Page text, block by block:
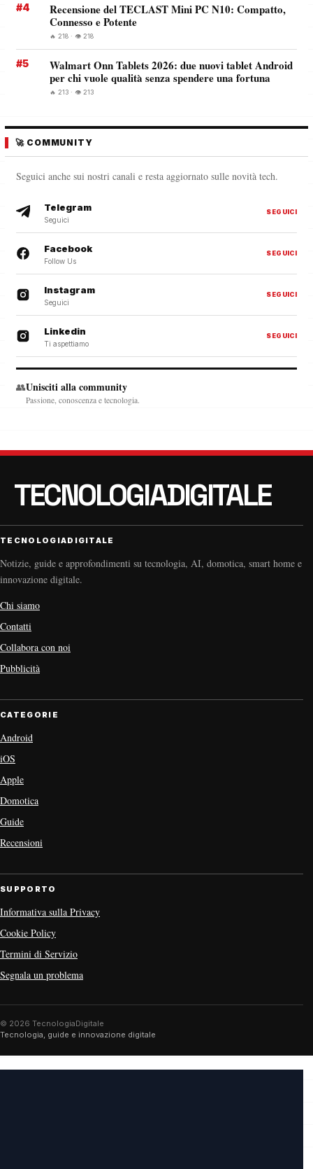
#4
Recensione del TECLAST Mini PC N10: Compatto,
Connesso e Potente
🔥 218 · 👁️ 218
#5
Walmart Onn Tablets 2026: due nuovi tablet Android
per chi vuole qualità senza spendere una fortuna
🔥 213 · 👁️ 213
🚀 COMMUNITY
Seguici anche sui nostri canali e resta aggiornato sulle novità tech.
Telegram
Seguici
SEGUICI
Facebook
Follow Us
SEGUICI
Instagram
Seguici
SEGUICI
Linkedin
Ti aspettiamo
SEGUICI
👥Unisciti alla community
Passione, conoscenza e tecnologia.
TECNOLOGIADIGITALE
Notizie, guide e approfondimenti su tecnologia, AI, domotica, smart home e
innovazione digitale.
Chi siamo
Contatti
Collabora con noi
Pubblicità
CATEGORIE
Android
iOS
Apple
Domotica
Guide
Recensioni
SUPPORTO
Informativa sulla Privacy
Cookie Policy
Termini di Servizio
Segnala un problema
© 2026 TecnologiaDigitale
Tecnologia, guide e innovazione digitale